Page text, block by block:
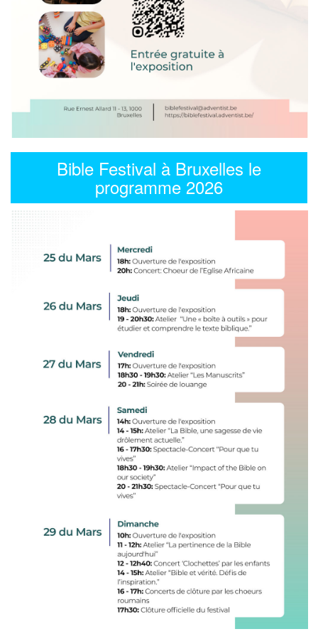
Bible Festival à Bruxelles le
programme 2026